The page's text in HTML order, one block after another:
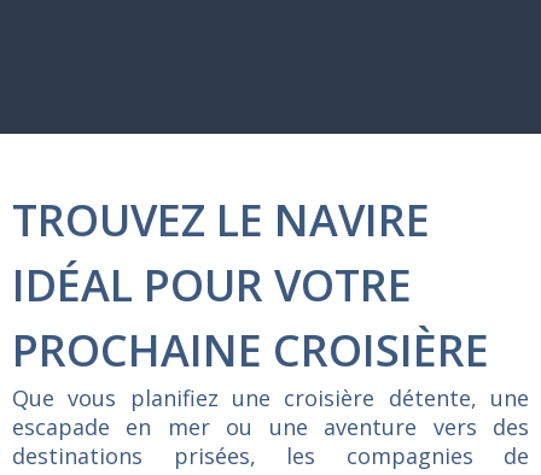
TROUVEZ LE NAVIRE
IDÉAL POUR VOTRE
PROCHAINE CROISIÈRE
Que vous planifiez une croisière détente, une
escapade en mer ou une aventure vers des
destinations prisées, les compagnies de